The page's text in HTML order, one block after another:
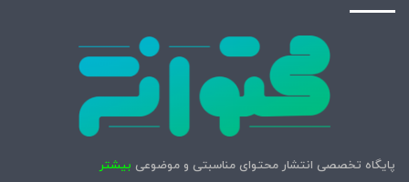
پایگاه تخصصی انتشار محتوای مناسبتی و موضوعی بیشتر